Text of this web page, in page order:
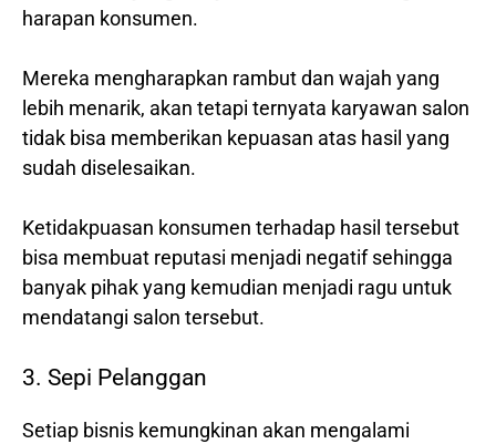
harapan konsumen.
Mereka mengharapkan rambut dan wajah yang
lebih menarik, akan tetapi ternyata karyawan salon
tidak bisa memberikan kepuasan atas hasil yang
sudah diselesaikan.
Ketidakpuasan konsumen terhadap hasil tersebut
bisa membuat reputasi menjadi negatif sehingga
banyak pihak yang kemudian menjadi ragu untuk
mendatangi salon tersebut.
3. Sepi Pelanggan
Setiap bisnis kemungkinan akan mengalami